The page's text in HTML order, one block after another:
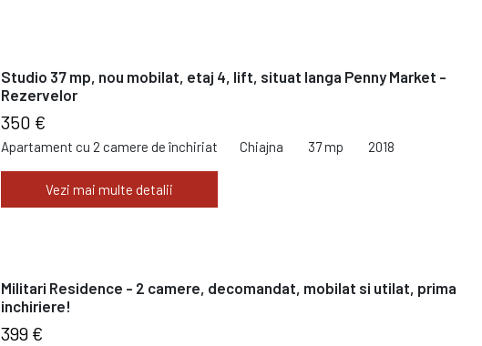
Studio 37 mp, nou mobilat, etaj 4, lift, situat langa Penny Market -
Rezervelor
350 €
Apartament cu 2 camere de închiriat Chiajna 37 mp 2018
Vezi mai multe detalii
Militari Residence - 2 camere, decomandat, mobilat si utilat, prima
inchiriere!
399 €